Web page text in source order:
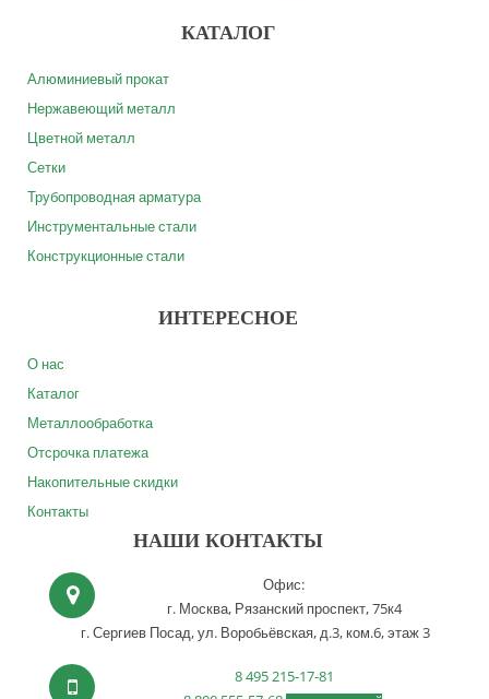
КАТАЛОГ
Алюминиевый прокат
Нержавеющий металл
Цветной металл
Сетки
Трубопроводная арматура
Инструментальные стали
Конструкционные стали
ИНТЕРЕСНОЕ
О нас
Каталог
Металлообработка
Отсрочка платежа
Накопительные скидки
Контакты
НАШИ КОНТАКТЫ
Офис:
г. Москва, Рязанский проспект, 75к4
г. Сергиев Посад,ул. Воробьёвская, д.3, ком.6, этаж 3
8 495 215-17-81